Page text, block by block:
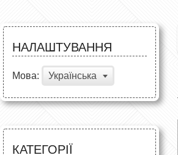
НАЛАШТУВАННЯ
Мова: Українська
КАТЕГОРІЇ